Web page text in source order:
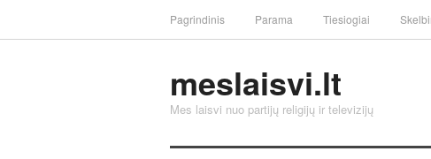
Pagrindinis Parama Tiesiogiai
meslaisvi.lt
Mes laisvi nuo partijų religijų ir televizijų